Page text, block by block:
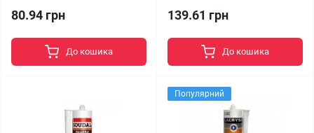
80.94 грн
До кошика
139.61 грн
До кошика
Популярний